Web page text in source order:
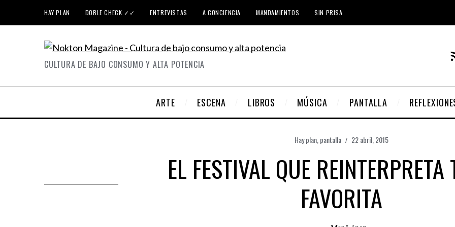
HAY PLAN DOBLE CHECK ✓✓ ENTREVISTAS A CONCIENCIA MANDAMIENTOS SIN PRISA
CULTURA DE BAJO CONSUMO Y ALTA POTENCIA
ARTE ESCENA LIBROS MÚSICA PANTALLA
Hay plan, pantalla 22 abril, 2015
EL FESTIVAL QUE
FAVORITA